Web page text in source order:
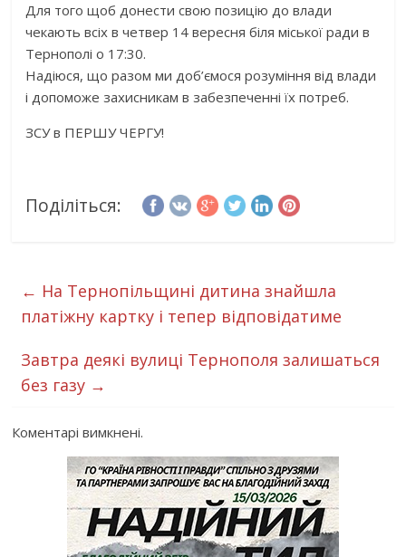
Для того щоб донести свою позицію до влади
чекають всіх в четвер 14 вересня біля міської ради в
Тернополі о 17:30.
Надіюся, що разом ми доб’ємося розуміння від влади
і допоможе захисникам в забезпеченні їх потреб.
ЗСУ в ПЕРШУ ЧЕРГУ!
Поділіться:
← На Тернопільщині дитина знайшла
платіжну картку і тепер відповідатиме
Завтра деякі вулиці Тернополя залишаться
без газу →
Коментарі вимкнені.